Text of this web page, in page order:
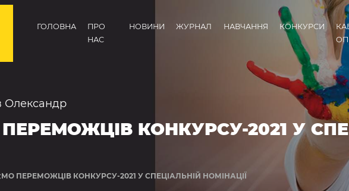
ГОЛОВНА
ПРО
НАС
НОВИНИ ЖУРНАЛ НАВЧАННЯ КОНКУРСИ
ОП
Олександр
КОНКУРСУ-2021 У
ПЕРЕМОЖЦІВ КОНКУРСУ-2021 У СПЕЦІАЛЬНІЙ НОМІНАЦІЇ